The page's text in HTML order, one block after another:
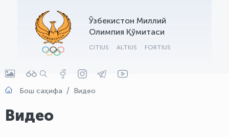
Ўзбекистон Миллий
Олимпия Қўмитаси
CITIUS ALTIUS FORTIUS
Бош саҳифа Видео
Видео
OLYMPCHIK AI - yordamchi
Онлайн · olympic.uz